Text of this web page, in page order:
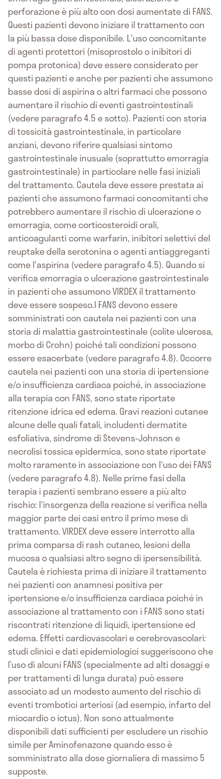
perforazione è più alto con dosi aumentate di FANS.
Questi pazienti devono iniziare il trattamento con
la più bassa dose disponibile. L'uso concomitante
di agenti protettori (misoprostolo o inibitori di
pompa protonica) deve essere considerato per
questi pazienti e anche per pazienti che assumono
basse dosi di aspirina o altri farmaci che possono
aumentare il rischio di eventi gastrointestinali
(vedere paragrafo 4.5 e sotto). Pazienti con storia
di tossicità gastrointestinale, in particolare
anziani, devono riferire qualsiasi sintomo
gastrointestinale inusuale (soprattutto emorragia
gastrointestinale) in particolare nelle fasi iniziali
del trattamento. Cautela deve essere prestata ai
pazienti che assumono farmaci concomitanti che
potrebbero aumentare il rischio di ulcerazione o
emorragia, come corticosteroidi orali,
anticoagulanti come warfarin, inibitori selettivi del
reuptake della serotonina o agenti antiaggreganti
come l'aspirina (vedere paragrafo 4.5). Quando si
verifica emorragia o ulcerazione gastrointestinale
in pazienti che assumono VIRDEX il trattamento
deve essere sospeso.I FANS devono essere
somministrati con cautela nei pazienti con una
storia di malattia gastrointestinale (colite ulcerosa,
morbo di Crohn) poiché tali condizioni possono
essere esacerbate (vedere paragrafo 4.8). Occorre
cautela nei pazienti con una storia di ipertensione
e/o insufficienza cardiaca poiché, in associazione
alla terapia con FANS, sono state riportate
ritenzione idrica ed edema. Gravi reazioni cutanee
alcune delle quali fatali, includenti dermatite
esfoliativa, sindrome di Stevens-Johnson e
necrolisi tossica epidermica, sono state riportate
molto raramente in associazione con l'uso dei FANS
(vedere paragrafo 4.8). Nelle prime fasi della
terapia i pazienti sembrano essere a più alto
rischio: l'insorgenza della reazione si verifica nella
maggior parte dei casi entro il primo mese di
trattamento. VIRDEX deve essere interrotto alla
prima comparsa di rash cutaneo, lesioni della
mucosa o qualsiasi altro segno di ipersensibilità.
Cautela è richiesta prima di iniziare il trattamento
nei pazienti con anamnesi positiva per
ipertensione e/o insufficienza cardiaca poiché in
associazione al trattamento con i FANS sono stati
riscontrati ritenzione di liquidi, ipertensione ed
edema. Effetti cardiovascolari e cerebrovascolari:
studi clinici e dati epidemiologici suggeriscono che
l’uso di alcuni FANS (specialmente ad alti dosaggi e
per trattamenti di lunga durata) può essere
associato ad un modesto aumento del rischio di
eventi trombotici arteriosi (ad esempio, infarto del
miocardio o ictus). Non sono attualmente
disponibili dati sufficienti per escludere un rischio
simile per Aminofenazone quando esso è
somministrato alla dose giornaliera di massimo 5
supposte.